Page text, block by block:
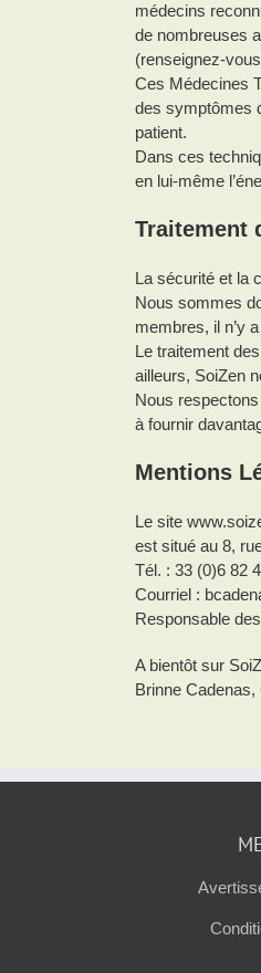
médecins
de nombreuses
(renseignez-
Ces Médecines
des symptômes
patient.
Dans ces
en lui-même
Traitement
La sécurité et la
Nous sommes
membres, il n’y
Le traitement
ailleurs, SoiZen
Nous
à fournir
Mentions
Le site
est situé au 8,
Tél. : 33 (0)6 82
Courriel :
Responsable
A bientôt sur
Brinne